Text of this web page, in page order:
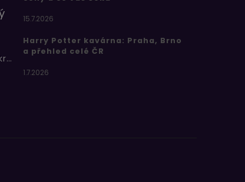
Bertíkovy fazolky tisíckrát jinak
15.7.2026
Harry Potter kavárna: Praha, Brno
a přehled celé ČR
1.7.2026